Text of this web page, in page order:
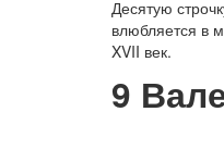
Десятую
влюбляется в
XVII век.
9